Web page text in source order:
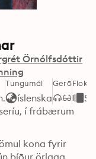
Örnólfsdóttir
Tungumál
íslenska
Gerð
í frábærum
kona fyrir
bíður örlaga